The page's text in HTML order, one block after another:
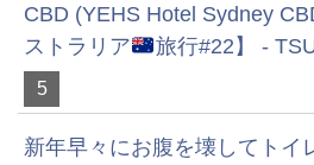
CBD (YEHS Hotel Sydney
ストラリア
旅行#22】 -
5
新年早々にお腹を壊してトイ